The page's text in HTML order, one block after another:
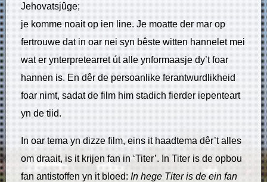
Jehovatsjûge;
je komme noait op ien line. Je moatte der mar op
fertrouwe dat in oar nei syn bêste witten hannelet mei
wat er ynterpretearret út alle ynformaasje dy’t foar
hannen is. En dêr de persoanlike ferantwurdlikheid
foar nimt, sadat de film him stadich fierder iepenteart
yn de tiid.
In oar tema yn dizze film, eins it haadtema dêr’t alles
om draait, is it krijen fan in ‘Titer’. In Titer is de opbou
fan antistoffen yn it bloed: In hege Titer is de ein fan